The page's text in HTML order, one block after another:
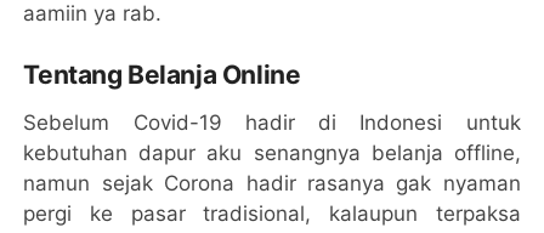
aamiin ya rab.
Tentang Belanja Online
Sebelum Covid-19 hadir di Indonesi untuk
kebutuhan dapur aku senangnya belanja offline,
namun sejak Corona hadir rasanya gak nyaman
pergi ke pasar tradisional, kalaupun terpaksa